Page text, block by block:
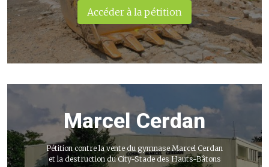
Accéder à la pétition
Marcel Cerdan
Pétition contre la vente du gymnase Marcel Cerdan
et la destruction du City-Stade des Hauts-Bâtons